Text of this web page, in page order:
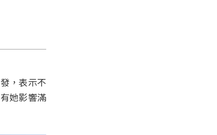
，表示不
她影響滿